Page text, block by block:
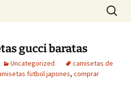
Buscar:
gucci baratas
Uncategorized
camisetas de
futbol japones, comprar